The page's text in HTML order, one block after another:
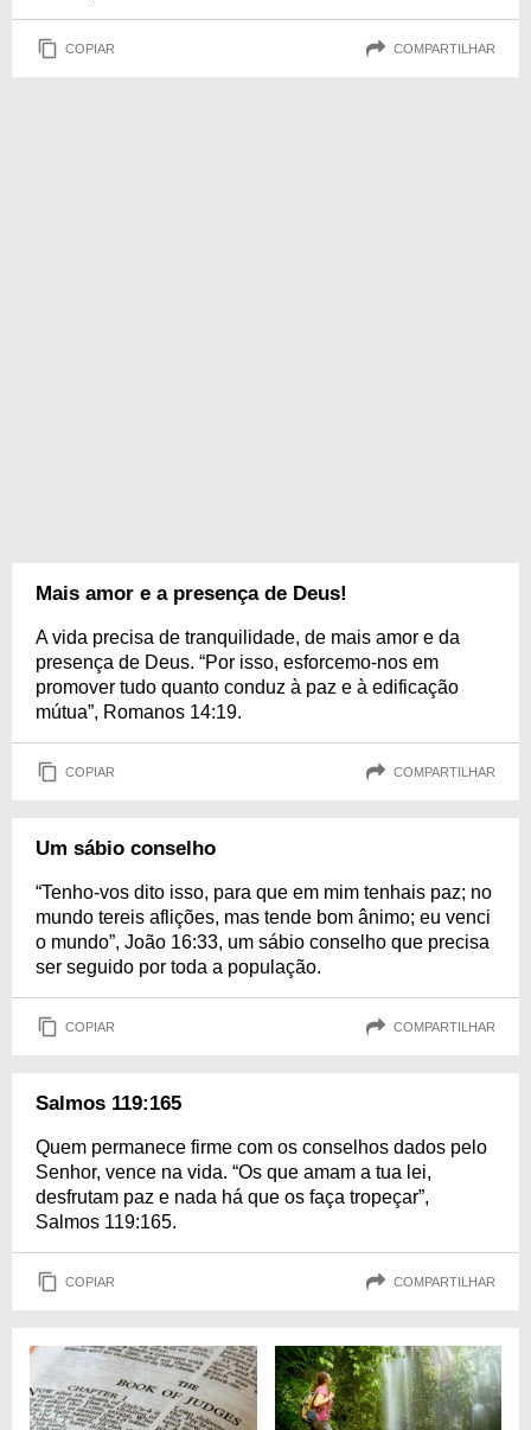
COPIAR COMPARTILHAR
Mais amor e a presença de Deus!
A vida precisa de tranquilidade, de mais amor e da
presença de Deus. “Por isso, esforcemo-nos em
promover tudo quanto conduz à paz e à edificação
mútua”, Romanos 14:19.
COPIAR COMPARTILHAR
Um sábio conselho
“Tenho-vos dito isso, para que em mim tenhais paz; no
mundo tereis aflições, mas tende bom ânimo; eu venci
o mundo”, João 16:33, um sábio conselho que precisa
ser seguido por toda a população.
COPIAR COMPARTILHAR
Salmos 119:165
Quem permanece firme com os conselhos dados pelo
Senhor, vence na vida. “Os que amam a tua lei,
desfrutam paz e nada há que os faça tropeçar”,
Salmos 119:165.
COPIAR COMPARTILHAR